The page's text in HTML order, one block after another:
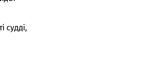
судді,